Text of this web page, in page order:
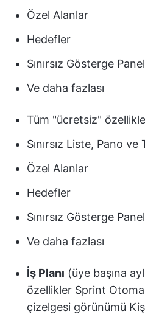
Özel Alanlar
Hedefler
Sınırsız Gösterge
Ve daha fazlası
Tüm "ücretsiz"
Sınırsız Liste, Pano
Özel Alanlar
Hedefler
Sınırsız Gösterge
Ve daha fazlası
İş Planı (üye başına
özellikler Sprint
çizelgesi görünümü